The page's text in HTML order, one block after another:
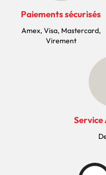
Paiements sécurisés
Amex, Visa, Mastercard,
Virement
Service